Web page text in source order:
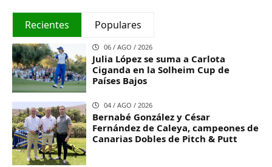
Recientes Populares
06 / AGO / 2026
Julia López se suma a Carlota
Ciganda en la Solheim Cup de
Países Bajos
04 / AGO / 2026
Bernabé González y César
Fernández de Caleya, campeones de
Canarias Dobles de Pitch & Putt